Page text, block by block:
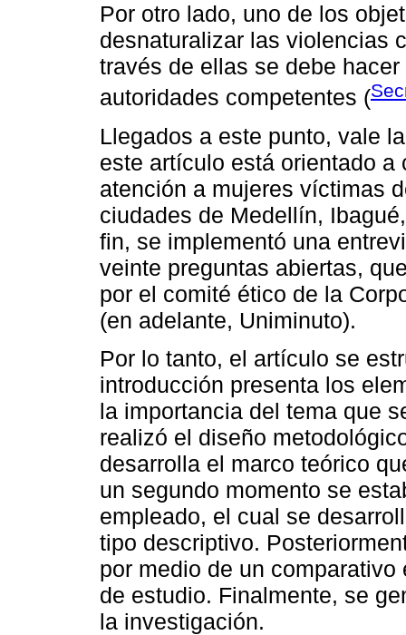
Por otro lado, uno de los
desnaturalizar las violencias
través de ellas se debe
autoridades competentes (
Llegados a este punto, vale
este artículo está orientado
atención a mujeres víctimas
ciudades de Medellín,
fin, se implementó una
veinte preguntas abiertas,
por el comité ético de la
(en adelante, Uniminuto).
Por lo tanto, el artículo se
introducción presenta los
la importancia del tema que
realizó el diseño
desarrolla el marco teórico
un segundo momento se
empleado, el cual se
tipo descriptivo.
por medio de un
de estudio. Finalmente, se
la investigación.